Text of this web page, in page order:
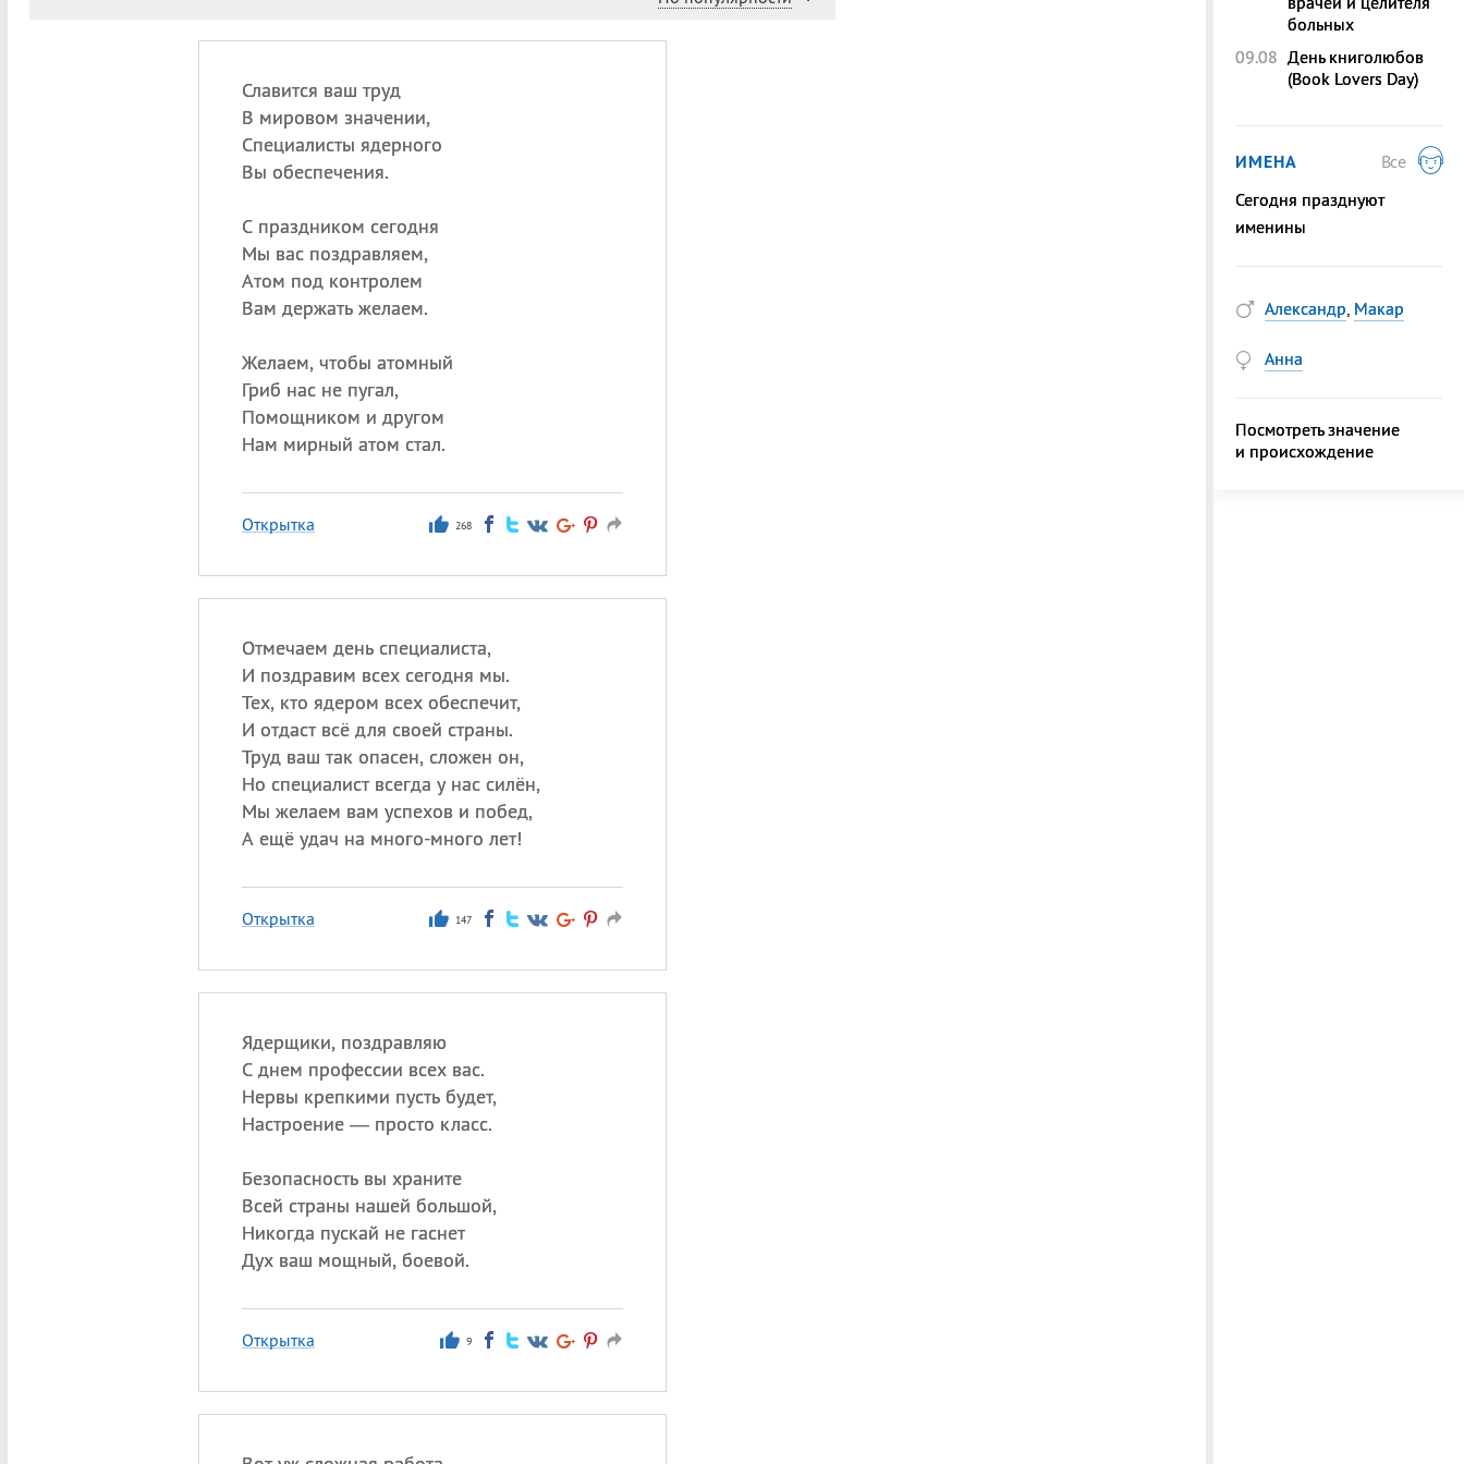
Славится ваш труд
В мировом значении,
Специалисты ядерного
Вы обеспечения.
С праздником сегодня
Мы вас поздравляем,
Атом под контролем
Вам держать желаем.
Желаем, чтобы атомный
Гриб нас не пугал,
Помощником и другом
Нам мирный атом стал.
Открытка 268
Отмечаем день специалиста,
И поздравим всех сегодня мы.
Тех, кто ядером всех обеспечит,
И отдаст всё для своей страны.
Труд ваш так опасен, сложен он,
Но специалист всегда у нас силён,
Мы желаем вам успехов и побед,
А ещё удач на много-много лет!
Открытка 147
Ядерщики, поздравляю
С днем профессии всех вас.
Нервы крепкими пусть будет,
Настроение — просто класс.
Безопасность вы храните
Всей страны нашей большой,
Никогда пускай не гаснет
Дух ваш мощный, боевой.
Открытка 9
больных
09.08 День книголюбов
(Book Lovers Day)
ИМЕНА
Все
Сегодня празднуют
именины
Александр, Макар
Анна
Посмотреть значение
и происхождение